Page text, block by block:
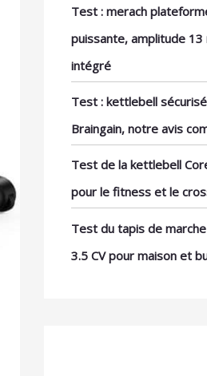
Test : merach
puissante, amplitude
intégré
Test : kettlebell
Braingain, notre avis
Test de la kettlebell
pour le fitness et le
Test du tapis de
3.5 CV pour maison et